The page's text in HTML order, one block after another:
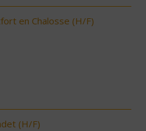
en Chalosse (H/F)
(H/F)